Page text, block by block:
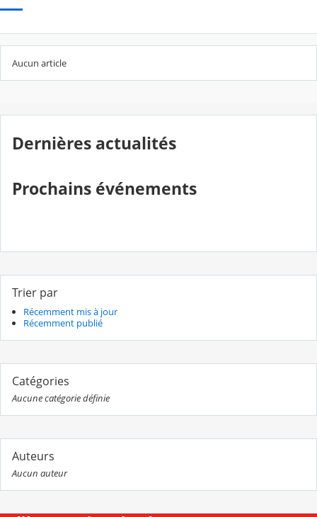
Aucun article
Dernières actualités
Prochains événements
Trier par
Récemment mis à jour
Récemment publié
Catégories
Aucune catégorie définie
Auteurs
Aucun auteur